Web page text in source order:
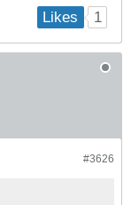
Likes 1
#3626